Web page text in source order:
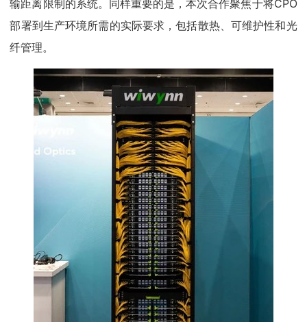
输距离限制的系统。同样重要的是，本次合作聚焦于将CPO
部署到生产环境所需的实际要求，包括散热、可维护性和光
纤管理。